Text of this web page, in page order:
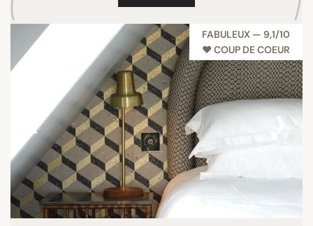
FABULEUX — 9,1/10
♥︎ COUP DE COEUR
‹ ›